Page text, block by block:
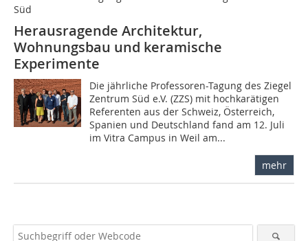
Süd
Herausragende Architektur,
Wohnungsbau und keramische
Experimente
Die jährliche Professoren-Tagung des Ziegel
Zentrum Süd e.V. (ZZS) mit hochkarätigen
Referenten aus der Schweiz, Österreich,
Spanien und Deutschland fand am 12. Juli
im Vitra Campus in Weil am...
mehr